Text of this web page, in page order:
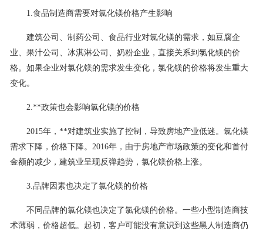
1.食品制造商需要对氯化镁价格产生影响
建筑公司、制药公司、食品行业对氯化镁的需求，如豆腐企
业、果汁公司、冰淇淋公司、奶粉企业，直接关系到氯化镁的价
格。如果企业对氯化镁的需求发生变化，氯化镁的价格将发生重大
变化。
2.**政策也会影响氯化镁的价格
2015年，**对建筑业实施了控制，导致房地产业低迷。氯化镁
需求下降，价格下降。2016年，由于房地产市场政策的变化和首付
金额的减少，建筑业呈现反弹趋势，氯化镁价格上涨。
3.品牌因素也决定了氯化镁的价格
不同品牌的氯化镁也决定了氯化镁的价格。一些小型制造商技
术薄弱，价格超低。起初，客户可能没有意识到这些黑人制造商仍